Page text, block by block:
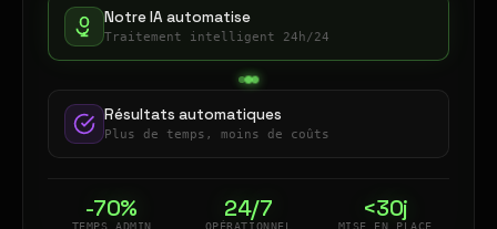
Notre IA automatise
Traitement intelligent 24h/24
Résultats automatiques
Plus de temps, moins de coûts
-70%
TEMPS ADMIN
24/7
OPÉRATIONNEL
<30j
MISE EN PLACE